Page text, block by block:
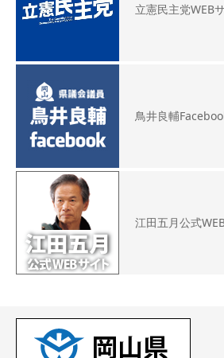
立憲民主党WEB
鳥井良輔
江田五月公式